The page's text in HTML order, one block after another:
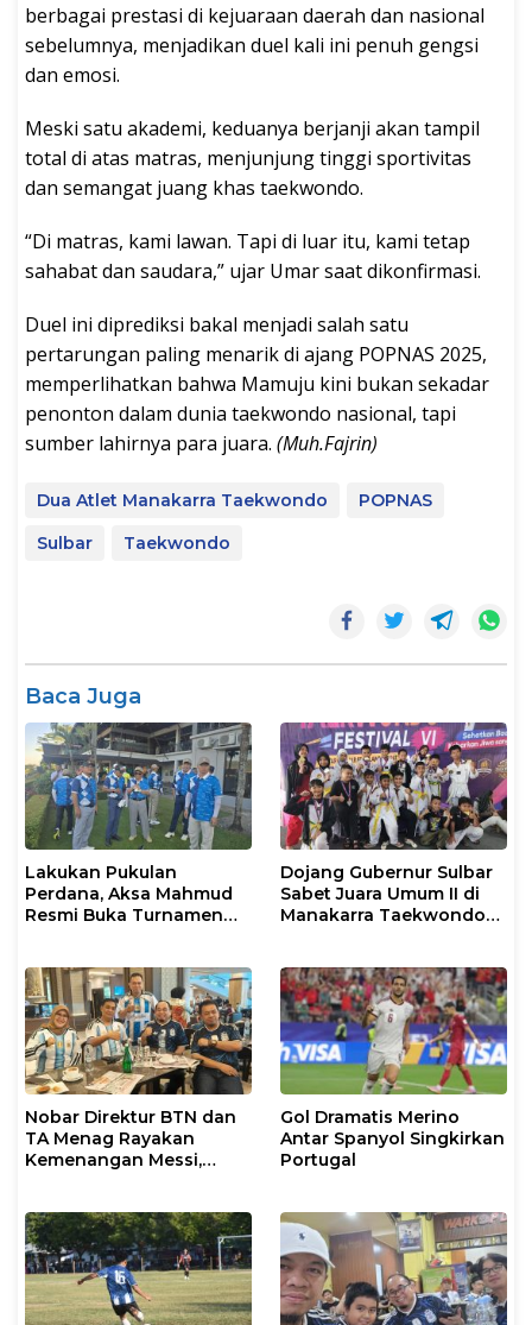
berbagai prestasi di kejuaraan daerah dan nasional
sebelumnya, menjadikan duel kali ini penuh gengsi
dan emosi.
Meski satu akademi, keduanya berjanji akan tampil
total di atas matras, menjunjung tinggi sportivitas
dan semangat juang khas taekwondo.
“Di matras, kami lawan. Tapi di luar itu, kami tetap
sahabat dan saudara,” ujar Umar saat dikonfirmasi.
Duel ini diprediksi bakal menjadi salah satu
pertarungan paling menarik di ajang POPNAS 2025,
memperlihatkan bahwa Mamuju kini bukan sekadar
penonton dalam dunia taekwondo nasional, tapi
sumber lahirnya para juara. (Muh.Fajrin)
Dua Atlet Manakarra Taekwondo
POPNAS
Sulbar
Taekwondo
Baca Juga
Lakukan Pukulan
Perdana, Aksa Mahmud
Resmi Buka Turnamen
Dojang Gubernur Sulbar
Sabet Juara Umum II di
Manakarra Taekwondo
Nobar Direktur BTN dan
TA Menag Rayakan
Kemenangan Messi,
Gol Dramatis Merino
Antar Spanyol Singkirkan
Portugal